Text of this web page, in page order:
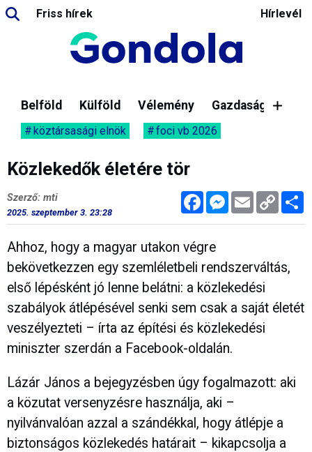
Friss hírek Hírlevél
Belföld Külföld Vélemény Gazdaság
köztársasági elnök foci vb 2026
Közlekedők életére tör
FacebookMessenger
Email Copy
Link
Szerző: mti
2025. szeptember 3. 23:28
Ahhoz, hogy a magyar utakon végre
bekövetkezzen egy szemléletbeli rendszerváltás,
első lépésként jó lenne belátni: a közlekedési
szabályok átlépésével senki sem csak a saját életét
veszélyezteti – írta az építési és közlekedési
miniszter szerdán a Facebook-oldalán.
Lázár János a bejegyzésben úgy fogalmazott: aki
a közutat versenyzésre használja, aki –
nyilvánvalóan azzal a szándékkal, hogy átlépje a
biztonságos közlekedés határait – kikapcsolja a